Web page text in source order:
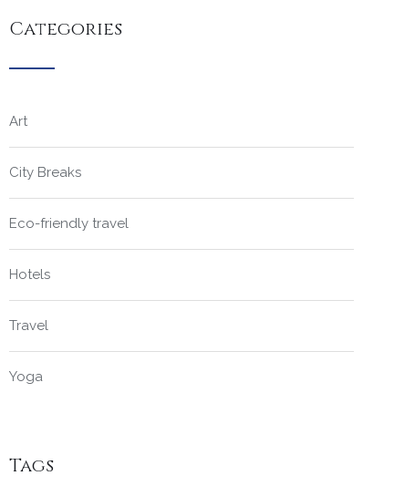
Categories
Art
City Breaks
Eco-friendly travel
Hotels
Travel
Yoga
Tags